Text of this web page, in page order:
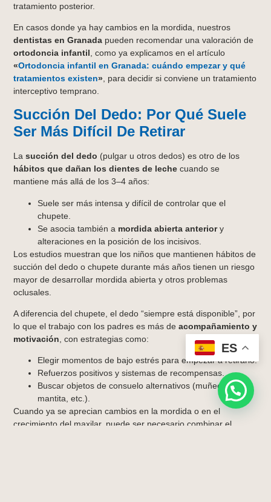
tratamiento posterior.
En casos donde ya hay cambios en la mordida, nuestros
dentistas en Granada pueden recomendar una valoración de
ortodoncia infantil , como ya explicamos en el artículo
«Ortodoncia infantil en Granada: cuándo empezar y qué
tratamientos existen» , para decidir si conviene un tratamiento
interceptivo temprano.
Succión Del Dedo: Por Qué Suele
Ser Más Difícil De Retirar
Lasucción del dedo (pulgar u otros dedos) es otro de los
hábitos que dañan los dientes de leche cuando se
mantiene más allá de los 3–4 años:
Suele ser más intensa y difícil de controlar que el
chupete.
Se asocia también a mordida abierta anteriory
alteraciones en la posición de los incisivos.
Los estudios muestran que los niños que mantienen hábitos de
succión del dedo o chupete durante más años tienen un riesgo
mayor de desarrollar mordida abierta y otros problemas
oclusales.
A diferencia del chupete, el dedo “siempre está disponible”, por
lo que el trabajo con los padres es más deacompañamiento y
motivación , con estrategias como:
Elegir momentos de bajo estrés para empezar a retirarlo.
Refuerzos positivos y sistemas de recompensas.
Buscar objetos de consuelo alternativos (muñeco,
mantita, etc.).
Cuando ya se aprecian cambios en la mordida o en el
crecimiento del maxilar, puede ser necesario combinar el
ES